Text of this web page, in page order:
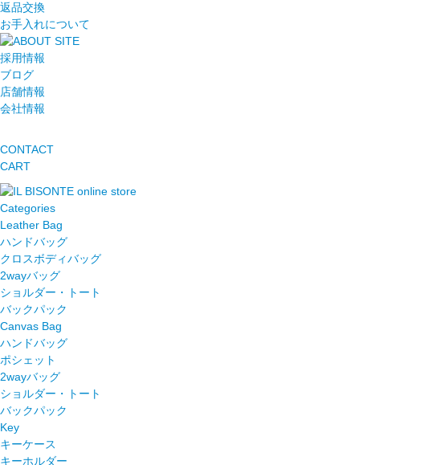
返品交換
お手入れについて
採用情報
ブログ
店舗情報
会社情報
CONTACT
CART
Categories
Leather Bag
ハンドバッグ
クロスボディバッグ
2wayバッグ
ショルダー・トート
バックパック
Canvas Bag
ハンドバッグ
ポシェット
2wayバッグ
ショルダー・トート
バックパック
Key
キーケース
キーホルダー